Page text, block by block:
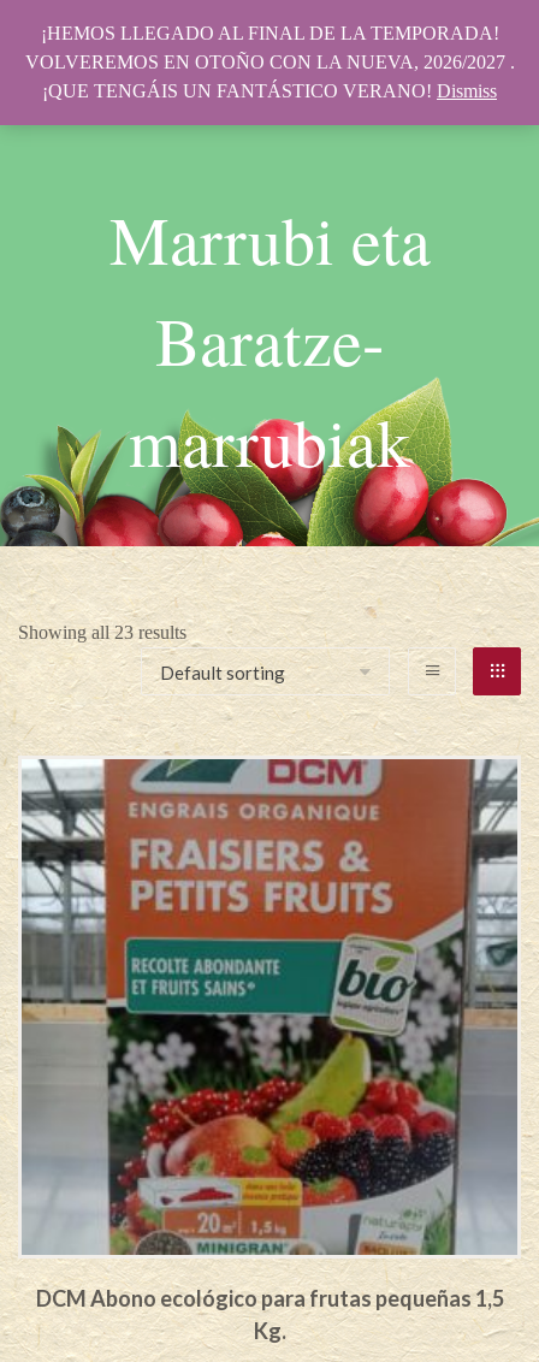
Marrubi eta
Baratze-
marrubiak
Showing all 23 results
DCM Abono ecológico para frutas pequeñas 1,5
Kg.
¡HEMOS LLEGADO AL FINAL DE LA TEMPORADA!
VOLVEREMOS EN OTOÑO CON LA NUEVA, 2026/2027 .
¡QUE TENGÁIS UN FANTÁSTICO VERANO! Dismiss